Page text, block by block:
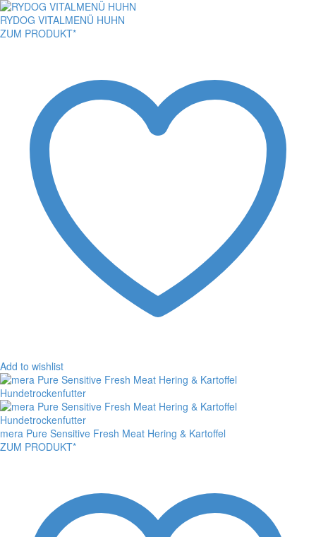
RYDOG VITALMENÜ HUHN
ZUM PRODUKT*
Add to wishlist
mera Pure Sensitive Fresh Meat Hering & Kartoffel
ZUM PRODUKT*